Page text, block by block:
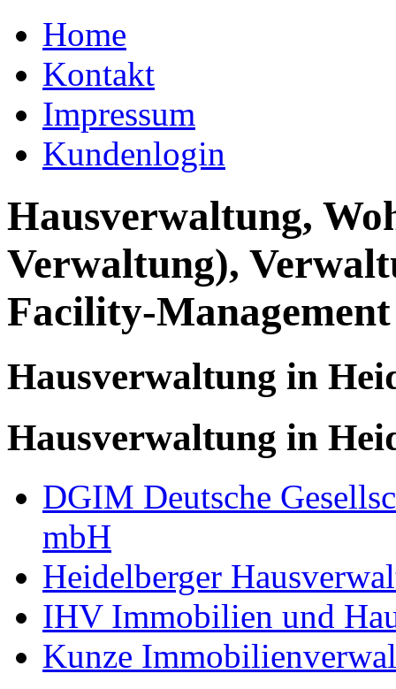
Home
Kontakt
Impressum
Kundenlogin
Hausverwaltung,
Verwaltung),
Facility-Management
Hausverwaltung in
Hausverwaltung in
DGIM Deutsche
mbH
Heidelberger
IHV Immobilien und
Kunze